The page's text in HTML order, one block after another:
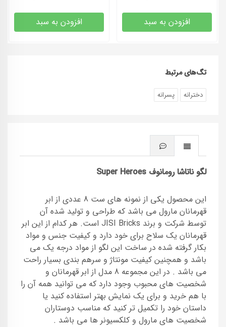
افزودن به سبد افزودن به سبد
تگ‌های مرتبط
دخترانه پسرانه
لگو ناتاشا رومانوف Super Heroes
این محصول یکی از نمونه های ست 8 عددی از ابر
قهرمانان مارول می باشد که طراحی و تولید شده آن
توسط شرکت و برند JISI Bricks است. هر کدام از این ابر
قهرمانان یک سلاح برای خود دارد و کیفیت جنس و مواد
بکار گرفته شده در ساخت این لگو از مواد درجه یک می
باشد و همچنین کیفیت مونتاژ و سرهم بندی بسیار راحت
می باشد . در این مجموعه 8 مدل از ابر قهرمانان و
شخصیت های محبوب وجود دارد که می توانید همه آن را
با هم خرید و برای یک نمایش بهتر استفاده کنید یا
داستان خود را تکمیل تر کنید که مناسب دوستاران
شخصیت های مارول و کلکسیونر ها می باشد .